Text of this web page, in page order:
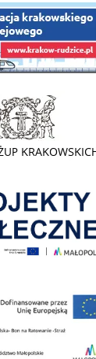
Społecznego
budowy linii
Żup Krakowskich
średniego